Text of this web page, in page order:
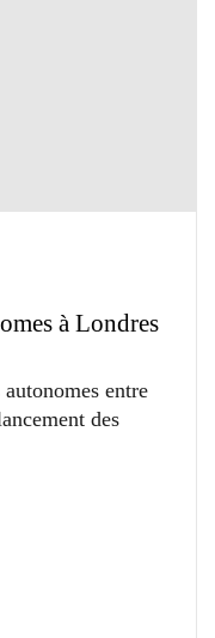
à Londres
entre
des